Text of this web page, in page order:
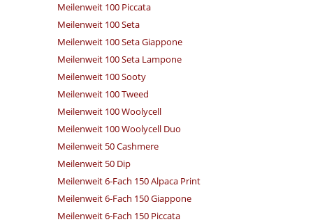
Meilenweit 100 Piccata
Meilenweit 100 Seta
Meilenweit 100 Seta Giappone
Meilenweit 100 Seta Lampone
Meilenweit 100 Sooty
Meilenweit 100 Tweed
Meilenweit 100 Woolycell
Meilenweit 100 Woolycell Duo
Meilenweit 50 Cashmere
Meilenweit 50 Dip
Meilenweit 6-Fach 150 Alpaca Print
Meilenweit 6-Fach 150 Giappone
Meilenweit 6-Fach 150 Piccata